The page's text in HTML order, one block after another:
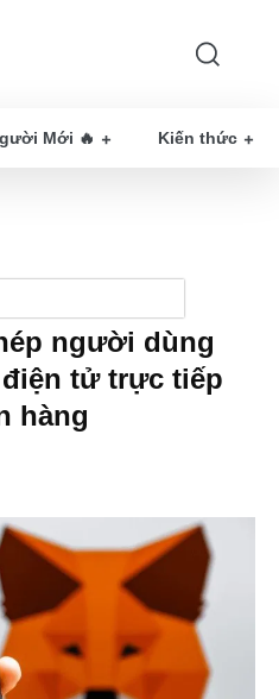
Mới 🔥 Kiến thức
người dùng
tử trực tiếp
hàng